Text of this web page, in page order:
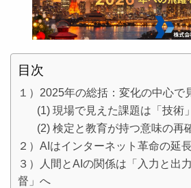
目次
１）2025年の総括：変化の中心で
(1) 現場で見えた課題は「技術
(2) 検定と教育が持つ意味の再
２）AIはインターネット革命の延
３）人間とAIの関係は「入力と出
督」へ